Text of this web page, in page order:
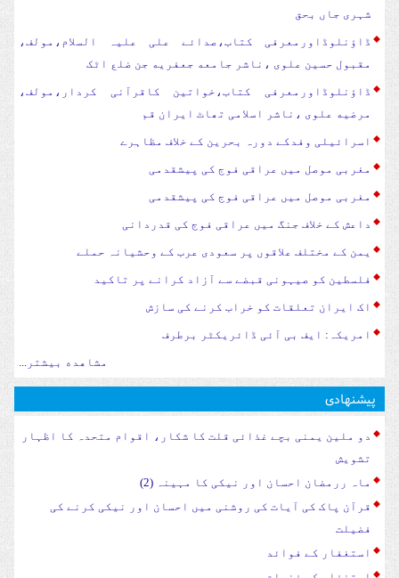
شہری جاں بحق
ڈاؤنلوڈاورمعرفی کتاب،صدائے علی علیہ السلام،مولف،
مقبول حسین علوی ،ناشر جامعه جعفریه جن ضلع اٹک
ڈاؤنلوڈاورمعرفی کتاب،خواتین کاقرآنی کردار،مولف،
مرضیه علوی ،ناشر اسلامی تھاٹ ایران قم
اسرائیلی وفدکے دورہ بحرین کے خلاف مظاہرے
مغربی موصل میں عراقی فوج کی پیشقدمی
مغربی موصل میں عراقی فوج کی پیشقدمی
داعش کے خلاف جنگ میں عراقی فوج کی قدردانی
یمن کے مختلف علاقوں پر سعودی عرب کے وحشیانہ حملے
فلسطین کو صیہونی قبضے سے آزاد کرانے پر تاکید
اک ایران تعلقات کو خراب کرنے کی سازش
امریکہ: ایف بی آئی ڈائریکٹر برطرف
مشاهده بیشتر...
پیشنهادی
دو ملین یمنی بچے غذائی قلت کا شکار، اقوام متحدہ کا اظہار
تشویش
ماہ ررمضان احسان اور نیکی کا مہینہ (2)
قرآن پاک کی آیات کی روشنی میں احسان اور نیکی کرنے کی
فضیلت
استغفار کے فوائد